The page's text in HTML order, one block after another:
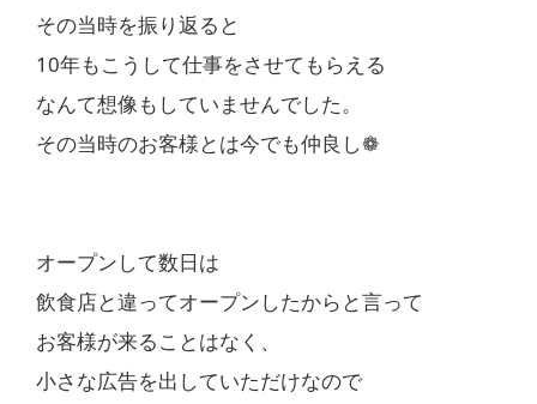
その当時を振り返ると
10年もこうして仕事をさせてもらえる
なんて想像もしていませんでした。
その当時のお客様とは今でも仲良し❁
オープンして数日は
飲食店と違ってオープンしたからと言って
お客様が来ることはなく、
小さな広告を出していただけなので